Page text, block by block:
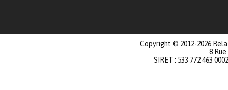
Copyright © 2012-2026
8
SIRET : 533 772 463